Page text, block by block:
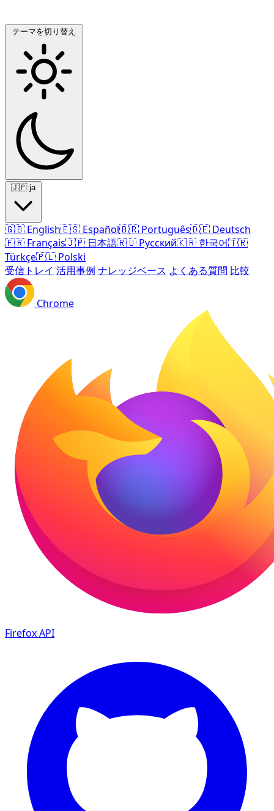
テーマを切り替え
🇯🇵 ja
🇬🇧 English🇪🇸 Español🇧🇷 Português🇩🇪 Deutsch
🇫🇷 Français🇯🇵 日本語🇷🇺 Русский🇰🇷 한국어🇹🇷
Türkçe🇵🇱 Polski
受信トレイ 活用事例 ナレッジベース よくある質問 比較
Chrome
FirefoxAPI